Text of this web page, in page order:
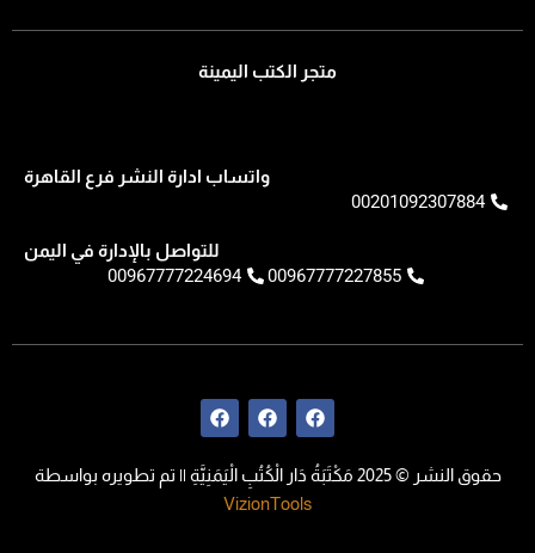
متجر الكتب اليمينة
واتساب ادارة النشر فرع القاهرة
00201092307884
للتواصل بالإدارة في اليمن
00967777227855
00967777224694
F
a
e
b
o
F
a
e
b
o
F
a
e
b
حقوق النشر © 2025 مَكْتَبَةُ دَار الْكُتُبِ الْيَمَنِيَّةِ || تم تطويره بواسطة
VizionTools